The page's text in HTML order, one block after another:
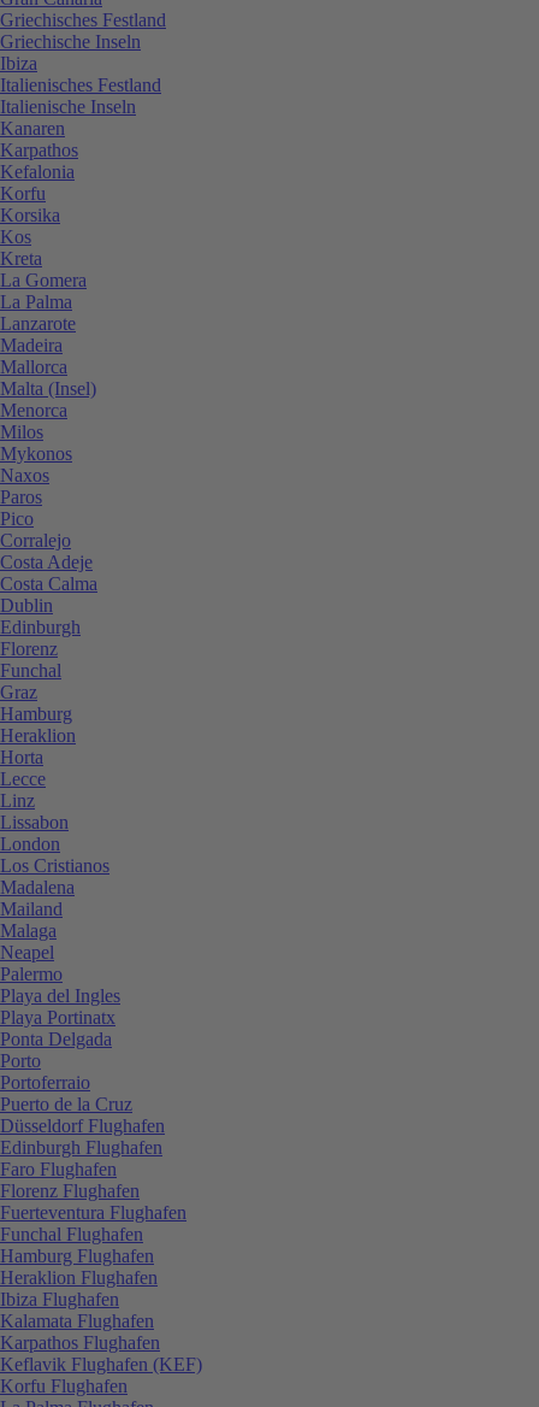
Griechisches Festland
Griechische Inseln
Ibiza
Italienisches Festland
Italienische Inseln
Kanaren
Karpathos
Kefalonia
Korfu
Korsika
Kos
Kreta
La Gomera
La Palma
Lanzarote
Madeira
Mallorca
Malta (Insel)
Menorca
Milos
Mykonos
Naxos
Paros
Pico
Corralejo
Costa Adeje
Costa Calma
Dublin
Edinburgh
Florenz
Funchal
Graz
Hamburg
Heraklion
Horta
Lecce
Linz
Lissabon
London
Los Cristianos
Madalena
Mailand
Malaga
Neapel
Palermo
Playa del Ingles
Playa Portinatx
Ponta Delgada
Porto
Portoferraio
Puerto de la Cruz
Düsseldorf Flughafen
Edinburgh Flughafen
Faro Flughafen
Florenz Flughafen
Fuerteventura Flughafen
Funchal Flughafen
Hamburg Flughafen
Heraklion Flughafen
Ibiza Flughafen
Kalamata Flughafen
Karpathos Flughafen
Keflavik Flughafen (KEF)
Korfu Flughafen